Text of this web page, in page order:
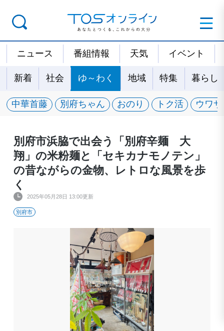
ニュース 番組情報 天気 イベント
新着 社会 ゆ～わく 地域 特集 暮らし
中華首藤 別府ちゃん おのり トク活 ウワ
別府市浜脇で出会う「別府辛麺 大
翔」の米粉麺と「セキカナモノテン」
の昔ながらの金物、レトロな風景を歩
く
2025年05月28日 13:00更新
別府市